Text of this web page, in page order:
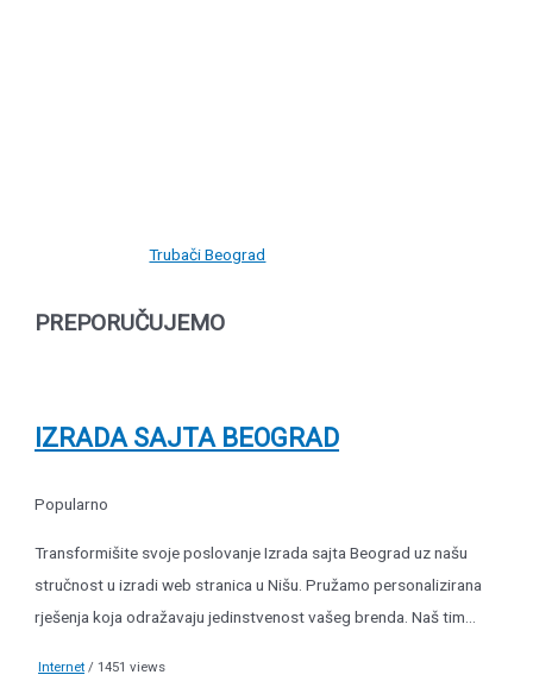
Trubači Beograd
PREPORUČUJEMO
IZRADA SAJTA BEOGRAD
Popularno
Transformišite svoje poslovanje Izrada sajta Beograd uz našu
stručnost u izradi web stranica u Nišu. Pružamo personalizirana
rješenja koja odražavaju jedinstvenost vašeg brenda. Naš tim...
Internet / 1451 views